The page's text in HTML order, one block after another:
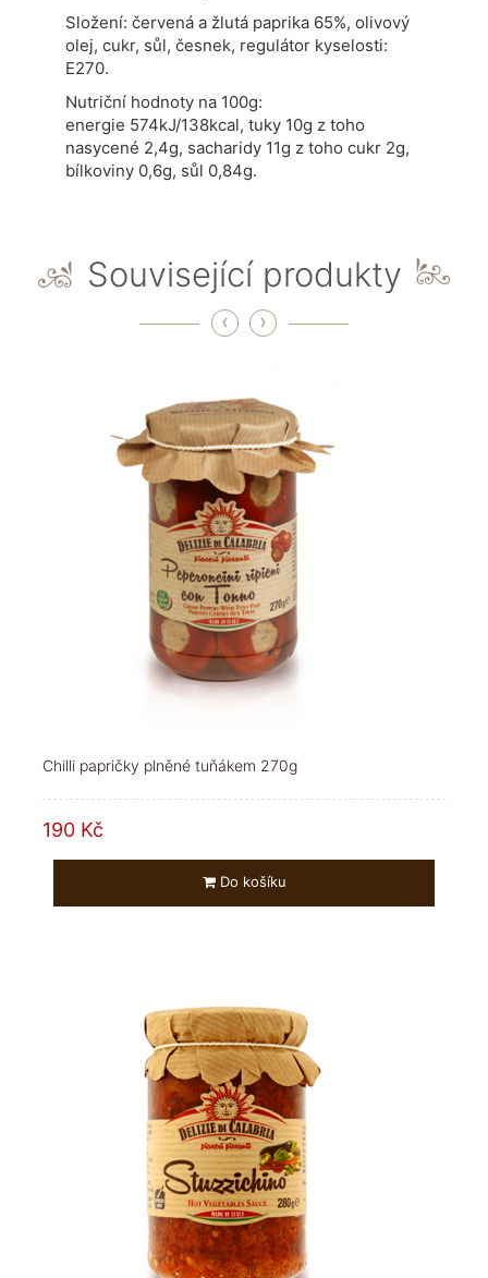
Složení: červená a žlutá paprika 65%, olivový
olej, cukr, sůl, česnek, regulátor kyselosti:
E270.
Nutriční hodnoty na 100g:
energie 574kJ/138kcal, tuky 10g z toho
nasycené 2,4g, sacharidy 11g z toho cukr 2g,
bílkoviny 0,6g, sůl 0,84g.
Související produkty
‹ ›
Chilli papričky plněné tuňákem 270g
190 Kč
Do košíku